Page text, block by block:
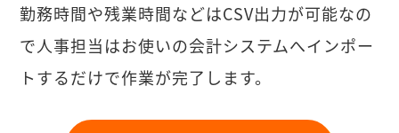
勤務時間や残業時間などはCSV出力が可能なの
で人事担当はお使いの会計システムへインポー
トするだけで作業が完了します。